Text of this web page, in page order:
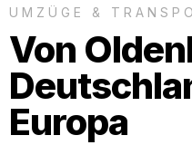
UMZÜGE &
Von
Europa